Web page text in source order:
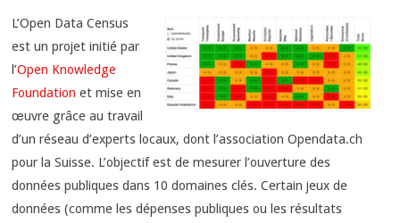
L’Open Data Census
est un projet initié par
l’Open Knowledge
Foundation et mise en
œuvre grâce au travail
d’un réseau d’experts locaux, dont l’association Opendata.ch
pour la Suisse. L’objectif est de mesurer l’ouverture des
données publiques dans 10 domaines clés. Certain jeux de
données (comme les dépenses publiques ou les résultats